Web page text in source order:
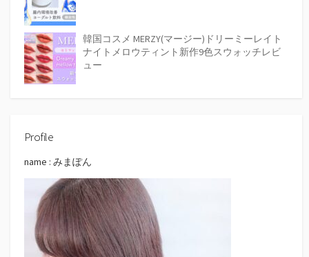
韓国コスメ MERZY(マージー)ドリーミーレイト
ナイトメロウティント新作9色スウォッチレビ
ュー
Profile
name : みまぽん